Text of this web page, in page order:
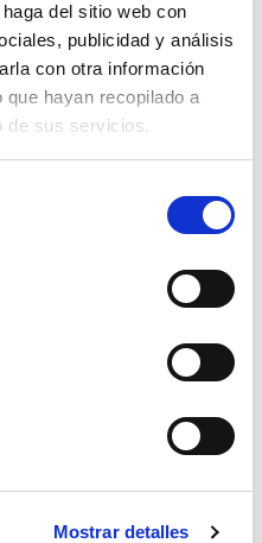
del sitio web con
publicidad y análisis
con otra información
hayan recopilado a
de sus servicios.
Mostrar detalles
eco